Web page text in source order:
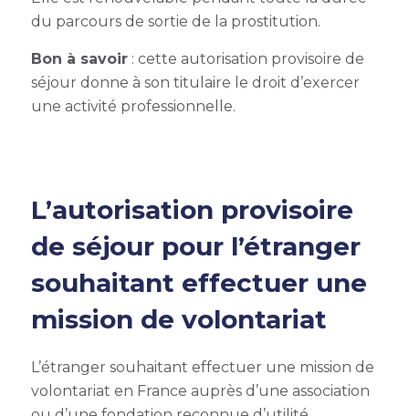
du parcours de sortie de la prostitution.
Bon à savoir: cette autorisation provisoire de
séjour donne à son titulaire le droit d’exercer
une activité professionnelle.
L’autorisation provisoire
de séjour pour l’étranger
souhaitant effectuer une
mission de volontariat
L’étranger souhaitant effectuer une mission de
volontariat en France auprès d’une association